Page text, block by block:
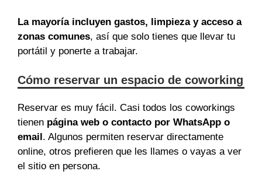
La mayoría incluyen gastos, limpieza y acceso a
zonas comunes, así que solo tienes que llevar tu
portátil y ponerte a trabajar.
Cómo reservar un espacio de coworking
Reservar es muy fácil. Casi todos los coworkings
tienen página web o contacto por WhatsApp o
email . Algunos permiten reservar directamente
online, otros prefieren que les llames o vayas a ver
el sitio en persona.